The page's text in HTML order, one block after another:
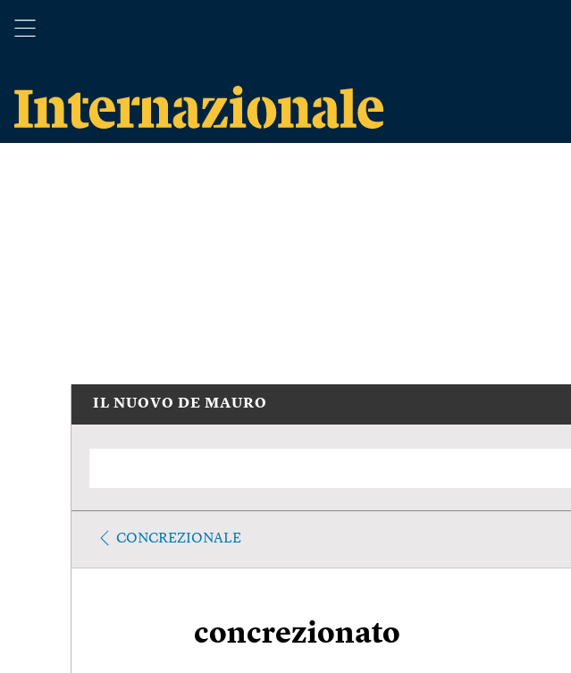
IL NUOVO DE MAURO
CONCREZIONALE
concrezionato